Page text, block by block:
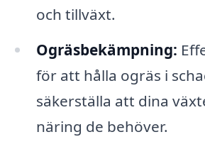
och tillväxt.
Ogräsbekämpning:
för att hålla ogräs i
säkerställa att dina
näring de behöver.